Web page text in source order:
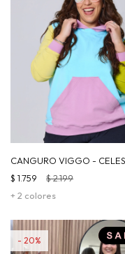
CANGURO VIGGO -
LILA
+ 2 colores
$ 1.759 $2.199
20